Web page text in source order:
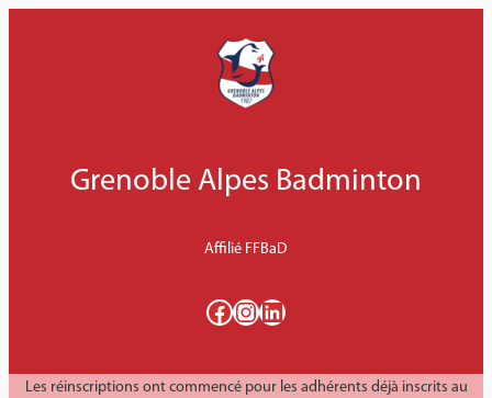
Grenoble Alpes Badminton
Affilié FFBaD
Facebook InstagramLinkedIn
Les réinscriptions ont commencé pour les adhérents déjà inscrits au